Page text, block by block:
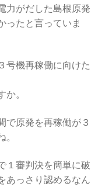
カウントダウンinか
力がだした島根原発
ったと言っていま
号機再稼働に向けた
。
原発を再稼働が３
審判決を簡単に破
あっさり認めるなん